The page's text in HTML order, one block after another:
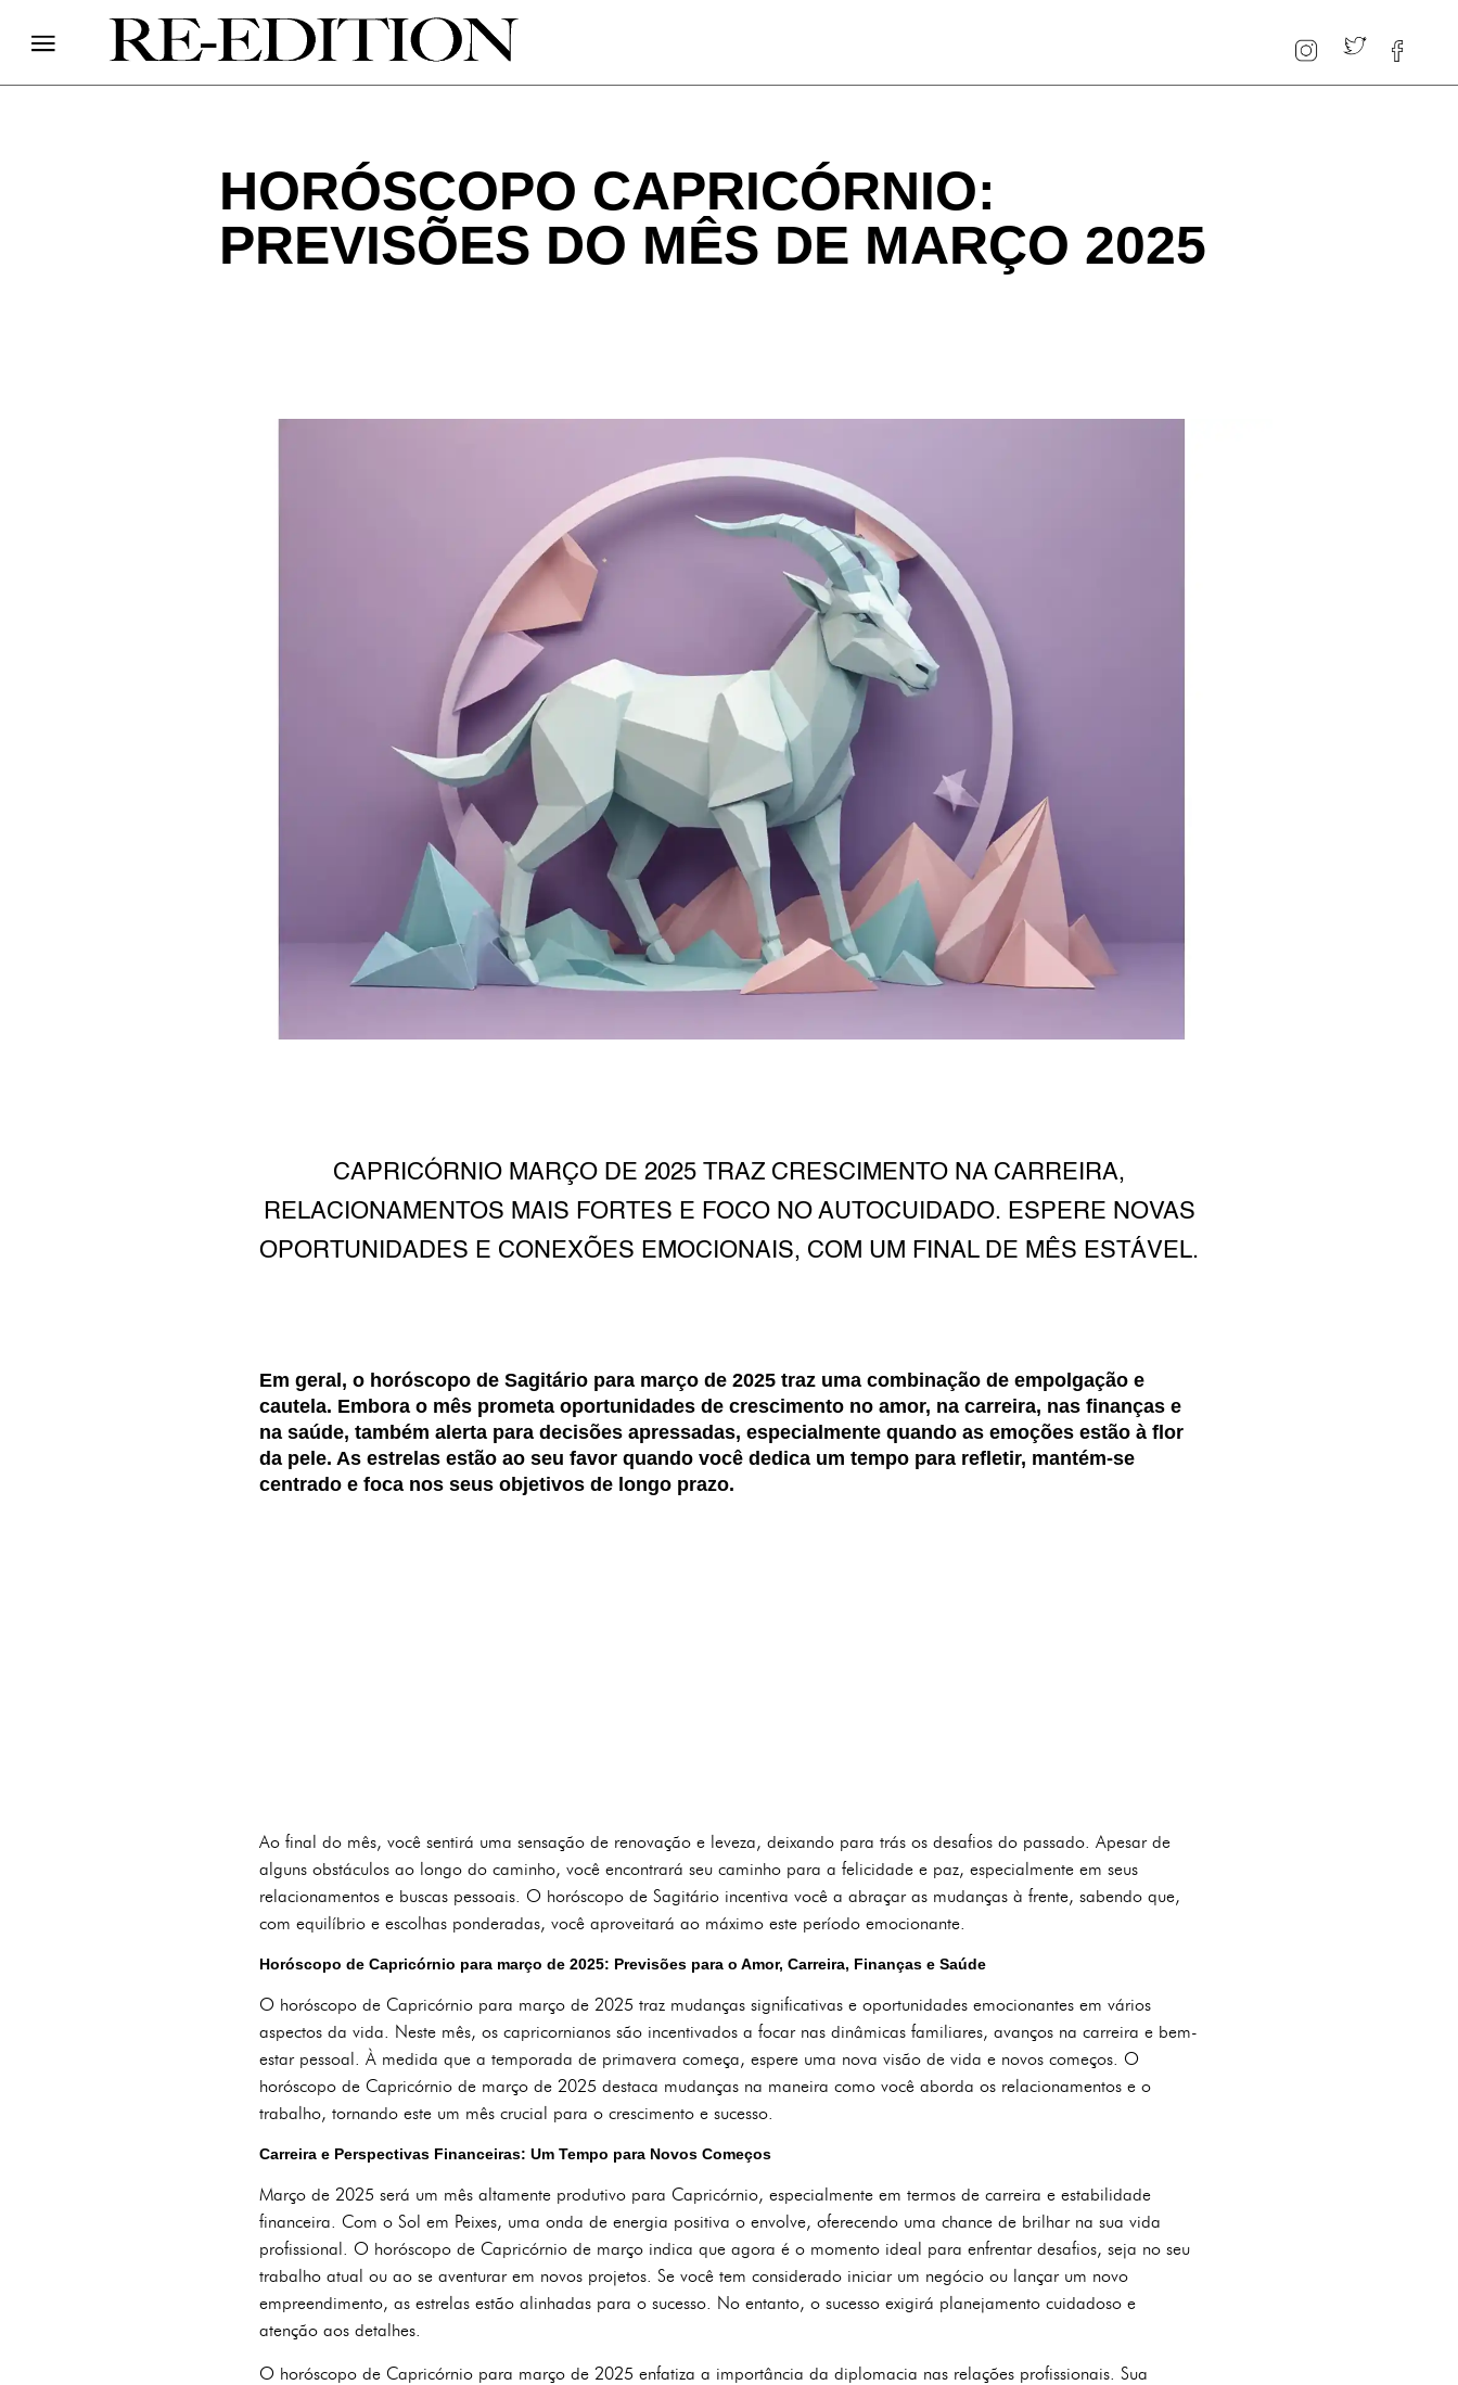
HORÓSCOPO CAPRICÓRNIO:
PREVISÕES DO MÊS DE MARÇO 2025
CAPRICÓRNIO MARÇO DE 2025 TRAZ CRESCIMENTO NA CARREIRA,
RELACIONAMENTOS MAIS FORTES E FOCO NO AUTOCUIDADO. ESPERE NOVAS
OPORTUNIDADES E CONEXÕES EMOCIONAIS, COM UM FINAL DE MÊS ESTÁVEL.
Em geral, o horóscopo de Sagitário para março de 2025 traz uma combinação de empolgação e
cautela. Embora o mês prometa oportunidades de crescimento no amor, na carreira, nas finanças e
na saúde, também alerta para decisões apressadas, especialmente quando as emoções estão à flor
da pele. As estrelas estão ao seu favor quando você dedica um tempo para refletir, mantém-se
centrado e foca nos seus objetivos de longo prazo.
Ao final do mês, você sentirá uma sensação de renovação e leveza, deixando para trás os desafios do passado. Apesar de
alguns obstáculos ao longo do caminho, você encontrará seu caminho para a felicidade e paz, especialmente em seus
relacionamentos e buscas pessoais. O horóscopo de Sagitário incentiva você a abraçar as mudanças à frente, sabendo que,
com equilíbrio e escolhas ponderadas, você aproveitará ao máximo este período emocionante.
Horóscopo de Capricórnio para março de 2025: Previsões para o Amor, Carreira, Finanças e Saúde
O horóscopo de Capricórnio para março de 2025 traz mudanças significativas e oportunidades emocionantes em vários
aspectos da vida. Neste mês, os capricornianos são incentivados a focar nas dinâmicas familiares, avanços na carreira e bem-
estar pessoal. À medida que a temporada de primavera começa, espere uma nova visão de vida e novos começos. O
horóscopo de Capricórnio de março de 2025 destaca mudanças na maneira como você aborda os relacionamentos e o
trabalho, tornando este um mês crucial para o crescimento e sucesso.
Carreira e Perspectivas Financeiras: Um Tempo para Novos Começos
Março de 2025 será um mês altamente produtivo para Capricórnio, especialmente em termos de carreira e estabilidade
financeira. Com o Sol em Peixes, uma onda de energia positiva o envolve, oferecendo uma chance de brilhar na sua vida
profissional. O horóscopo de Capricórnio de março indica que agora é o momento ideal para enfrentar desafios, seja no seu
trabalho atual ou ao se aventurar em novos projetos. Se você tem considerado iniciar um negócio ou lançar um novo
empreendimento, as estrelas estão alinhadas para o sucesso. No entanto, o sucesso exigirá planejamento cuidadoso e
atenção aos detalhes.
O horóscopo de Capricórnio para março de 2025 enfatiza a importância da diplomacia nas relações profissionais. Sua